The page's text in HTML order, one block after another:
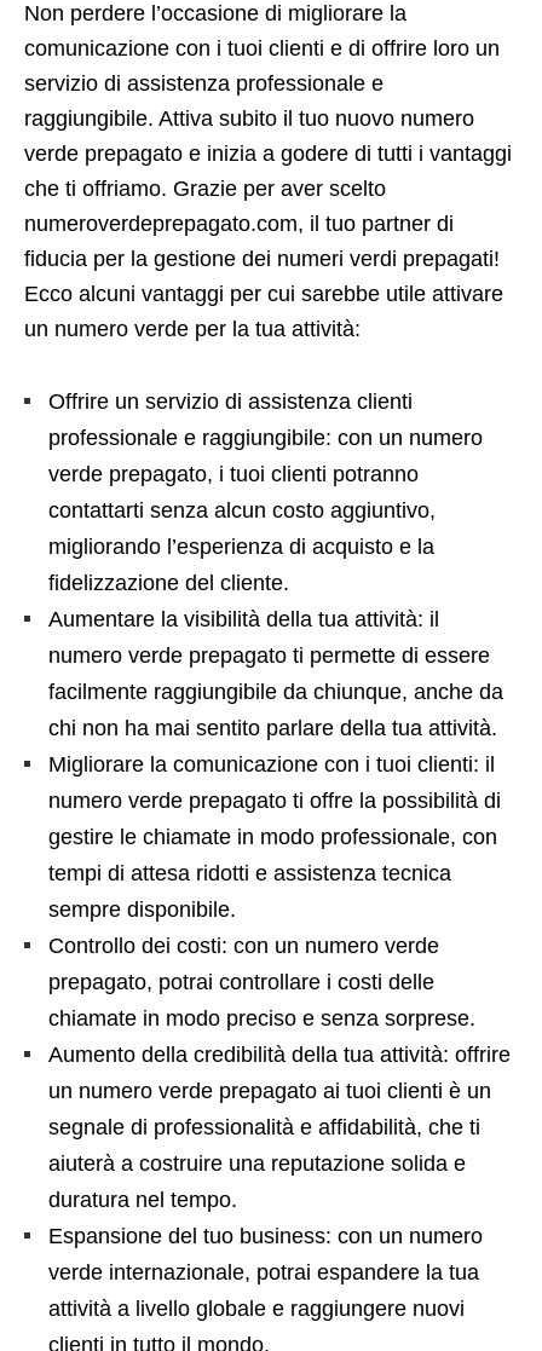
Non perdere l’occasione di migliorare la
comunicazione con i tuoi clienti e di offrire loro un
servizio di assistenza professionale e
raggiungibile. Attiva subito il tuo nuovo numero
verde prepagato e inizia a godere di tutti i vantaggi
che ti offriamo. Grazie per aver scelto
numeroverdeprepagato.com, il tuo partner di
fiducia per la gestione dei numeri verdi prepagati!
Ecco alcuni vantaggi per cui sarebbe utile attivare
un numero verde per la tua attività:
Offrire un servizio di assistenza clienti
professionale e raggiungibile: con un numero
verde prepagato, i tuoi clienti potranno
contattarti senza alcun costo aggiuntivo,
migliorando l’esperienza di acquisto e la
fidelizzazione del cliente.
Aumentare la visibilità della tua attività: il
numero verde prepagato ti permette di essere
facilmente raggiungibile da chiunque, anche da
chi non ha mai sentito parlare della tua attività.
Migliorare la comunicazione con i tuoi clienti: il
numero verde prepagato ti offre la possibilità di
gestire le chiamate in modo professionale, con
tempi di attesa ridotti e assistenza tecnica
sempre disponibile.
Controllo dei costi: con un numero verde
prepagato, potrai controllare i costi delle
chiamate in modo preciso e senza sorprese.
Aumento della credibilità della tua attività: offrire
un numero verde prepagato ai tuoi clienti è un
segnale di professionalità e affidabilità, che ti
aiuterà a costruire una reputazione solida e
duratura nel tempo.
Espansione del tuo business: con un numero
verde internazionale, potrai espandere la tua
attività a livello globale e raggiungere nuovi
clienti in tutto il mondo.